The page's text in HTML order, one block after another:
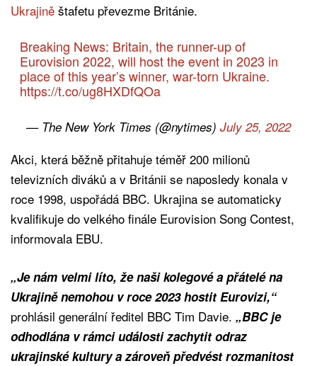
Ukrajině štafetu převezme Británie.
Breaking News: Britain, the runner-up of
Eurovision 2022, will host the event in 2023 in
place of this year’s winner, war-torn Ukraine.
https://t.co/ug8HXDfQOa
— The New York Times (@nytimes) July 25, 2022
Akci, která běžně přitahuje téměř 200 milionů
televizních diváků a v Británii se naposledy konala v
roce 1998, uspořádá BBC. Ukrajina se automaticky
kvalifikuje do velkého finále Eurovision Song Contest,
informovala EBU.
„Je nám velmi líto, že naši kolegové a přátelé na
Ukrajině nemohou v roce 2023 hostit Eurovizi,“
prohlásil generální ředitel BBC Tim Davie. „BBC je
odhodlána v rámci události zachytit odraz
ukrajinské kultury a zároveň předvést rozmanitost